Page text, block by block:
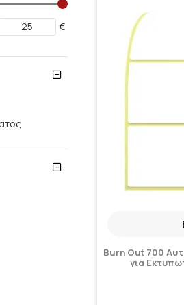
€
Burn Out 700
για